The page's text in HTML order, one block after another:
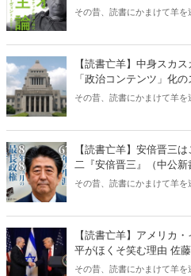
その昔、読書にかまけて羊を
ある。元月刊『Hanada』編
書評！
【読書亡羊】中身スカ
「政治コンテンツ」化のススメ 澤田大樹『永
ォッチしてみた』（カン
その昔、読書にかまけて羊を
ある。元月刊『Hanada』編
書評！
【読書亡羊】安倍晋三はこ
二『安倍晋三』（中公
その昔、読書にかまけて羊を
ある。元月刊『Hanada』編
書評！
【読書亡羊】アメリカ
平がほくそ笑む理由 佐藤雅哉『アメリカはなぜイスラエル
を支援するのか』（名
その昔、読書にかまけて羊を